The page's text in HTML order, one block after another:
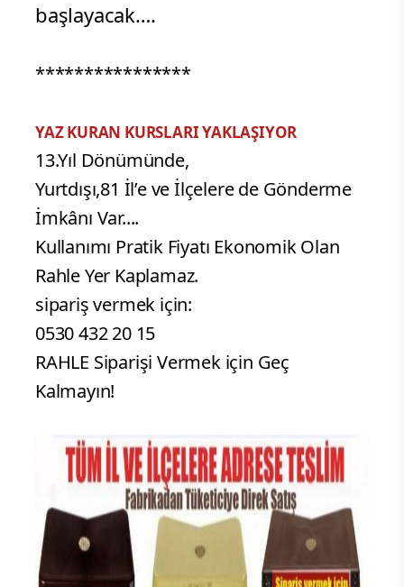
başlayacak….
****************
YAZ KURAN KURSLARI YAKLAŞIYOR
13.Yıl Dönümünde,
Yurtdışı,81 İl’e ve İlçelere de Gönderme
İmkânı Var....
Kullanımı Pratik Fiyatı Ekonomik Olan
Rahle Yer Kaplamaz.
sipariş vermek için:
0530 432 20 15
RAHLE Siparişi Vermek için Geç
Kalmayın!